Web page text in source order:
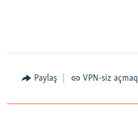
Paylaş VPN-siz açmaq